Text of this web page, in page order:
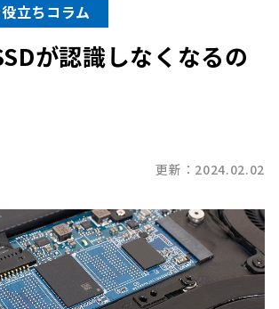
立ちコラム
が認識しなくなるの
更新：2024.02.02